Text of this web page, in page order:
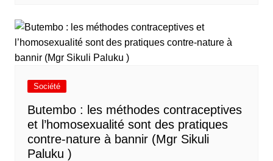
Société
Butembo : les méthodes contraceptives
et l’homosexualité sont des pratiques
contre-nature à bannir (Mgr Sikuli
Paluku )